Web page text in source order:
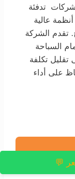
تدفئة
عالية
تقدم الشركة
السباحة
تقليل تكلفة
على أداء
💬